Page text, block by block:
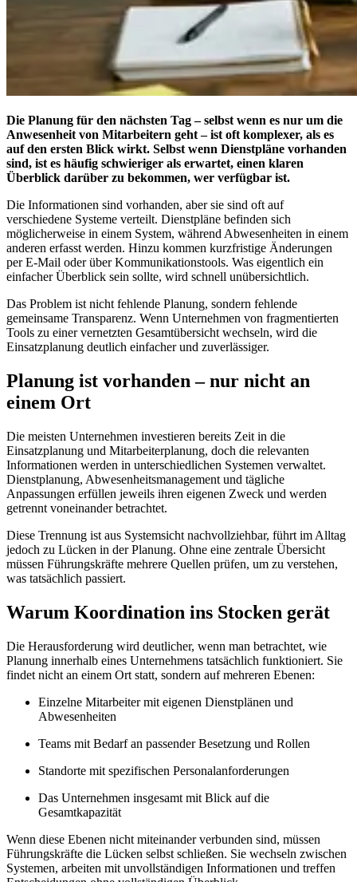
Die Planung für den nächsten Tag – selbst wenn es nur um die
Anwesenheit von Mitarbeitern geht – ist oft komplexer, als es
auf den ersten Blick wirkt. Selbst wenn Dienstpläne vorhanden
sind, ist es häufig schwieriger als erwartet, einen klaren
Überblick darüber zu bekommen, wer verfügbar ist.
Die Informationen sind vorhanden, aber sie sind oft auf
verschiedene Systeme verteilt. Dienstpläne befinden sich
möglicherweise in einem System, während Abwesenheiten in einem
anderen erfasst werden. Hinzu kommen kurzfristige Änderungen
per E-Mail oder über Kommunikationstools. Was eigentlich ein
einfacher Überblick sein sollte, wird schnell unübersichtlich.
Das Problem ist nicht fehlende Planung, sondern fehlende
gemeinsame Transparenz. Wenn Unternehmen von fragmentierten
Tools zu einer vernetzten Gesamtübersicht wechseln, wird die
Einsatzplanung deutlich einfacher und zuverlässiger.
Planung ist vorhanden – nur nicht an
einem Ort
Die meisten Unternehmen investieren bereits Zeit in die
Einsatzplanung und Mitarbeiterplanung, doch die relevanten
Informationen werden in unterschiedlichen Systemen verwaltet.
Dienstplanung, Abwesenheitsmanagement und tägliche
Anpassungen erfüllen jeweils ihren eigenen Zweck und werden
getrennt voneinander betrachtet.
Diese Trennung ist aus Systemsicht nachvollziehbar, führt im Alltag
jedoch zu Lücken in der Planung. Ohne eine zentrale Übersicht
müssen Führungskräfte mehrere Quellen prüfen, um zu verstehen,
was tatsächlich passiert.
Warum Koordination ins Stocken gerät
Die Herausforderung wird deutlicher, wenn man betrachtet, wie
Planung innerhalb eines Unternehmens tatsächlich funktioniert. Sie
findet nicht an einem Ort statt, sondern auf mehreren Ebenen:
Einzelne Mitarbeiter mit eigenen Dienstplänen und
Abwesenheiten
Teams mit Bedarf an passender Besetzung und Rollen
Standorte mit spezifischen Personalanforderungen
Das Unternehmen insgesamt mit Blick auf die
Gesamtkapazität
Wenn diese Ebenen nicht miteinander verbunden sind, müssen
Führungskräfte die Lücken selbst schließen. Sie wechseln zwischen
Systemen, arbeiten mit unvollständigen Informationen und treffen